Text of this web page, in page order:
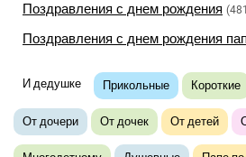
Поздравления с днем рождения
Поздравления с днем рождения
И дедушке Прикольные Короткие
От дочери От дочек От детей